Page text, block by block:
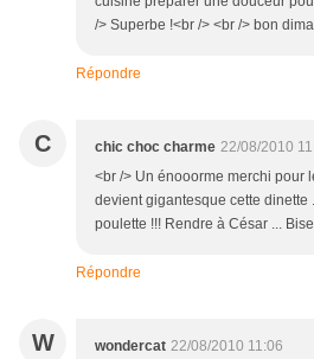
/> Superbe !<br /> <br /> bon
Répondre
C chic choc charme 22/08/2010
<br /> Un énooorme merchi pour
devient gigantesque cette dinette
poulette !!! Rendre à César ...
Répondre
W wondercat 22/08/2010 11:06